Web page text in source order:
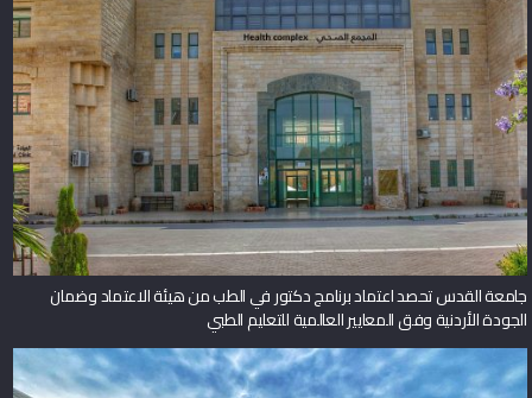
جامعة القدس تحصد اعتماد برنامج دكتور في الطب من هيئة الاعتماد وضمان
الجودة الأردنية وفق المعايير العالمية للتعليم الطبي